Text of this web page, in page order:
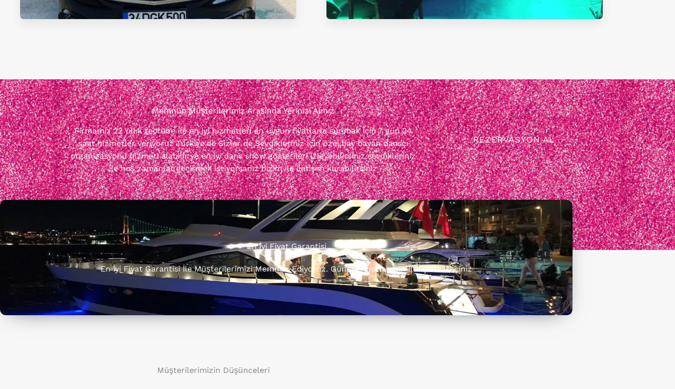
Memnun Müşterilerimiz Arasında Yerinizi Alınız
Firmamız 22 Yıllık tecrübe ile en iyi hizmetleri en uygun fiyatlarla sunmak için 7 gün 24
saat hizmetler veriyoruz Türkiye'de Sizler de Sevdikleriniz için özel bay bayan dansçı
organizasyonu hizmeti alabilir ve en iyi dans show gösterileri izleyebilirsiniz sevdikleriniz
ile hoş zamanlar geçirmek istiyorsanız bizim ile iletişim kurabilirsiniz
REZERVASYON AL
En İyi Fiyat Garantisi
En İyi Fiyat Garantisi İle Müşterilerimizi Memnun Ediyoruz. Güncel Fiyatlar için İletişime Geçiniz
Müşterilerimizin Düşünceleri